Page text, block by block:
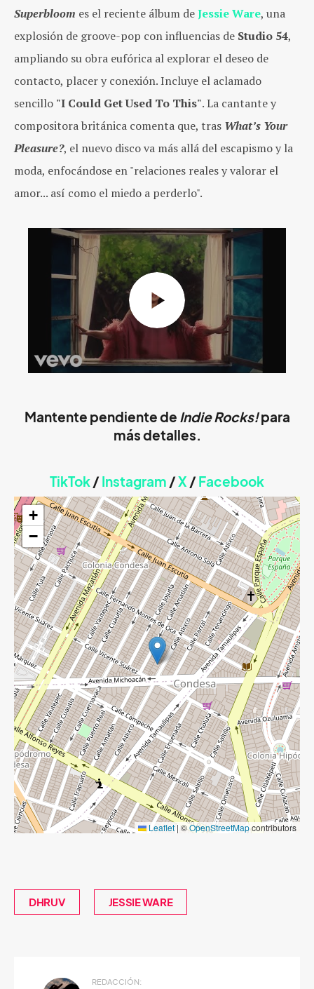
Superbloom es el reciente álbum deJessie Ware, una
explosión de groove-pop coninfluencias de Studio 54,
ampliando su obra eufórica al explorar el deseo de
contacto, placer y conexión. Incluye el aclamado
sencillo "I Could Get Used To This". La cantante y
compositora británica comenta que, tras What’s Your
Pleasure?, el nuevo disco va más allá del escapismo y la
moda, enfocándose en "relaciones reales y valorar el
amor... así como el miedo a perderlo".
Mantente pendiente de Indie Rocks!para
más detalles.
TikTok/Instagram /X /Facebook
+
−
Leaflet| ©OpenStreetMapcontributors
DHRUV JESSIE WARE
REDACCIÓN: